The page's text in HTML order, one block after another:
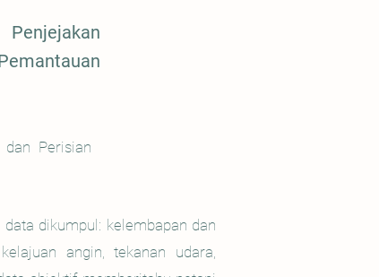
Perisian
dikumpul: kelembapan dan
angin, tekanan udara,